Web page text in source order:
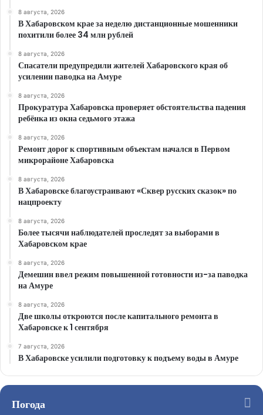
8 августа, 2026
В Хабаровском крае за неделю дистанционные мошенники
похитили более 34 млн рублей
8 августа, 2026
Спасатели предупредили жителей Хабаровского края об
усилении паводка на Амуре
8 августа, 2026
Прокуратура Хабаровска проверяет обстоятельства падения
ребёнка из окна седьмого этажа
8 августа, 2026
Ремонт дорог к спортивным объектам начался в Первом
микрорайоне Хабаровска
8 августа, 2026
В Хабаровске благоустраивают «Сквер русских сказок» по
нацпроекту
8 августа, 2026
Более тысячи наблюдателей проследят за выборами в
Хабаровском крае
8 августа, 2026
Демешин ввел режим повышенной готовности из-за паводка
на Амуре
8 августа, 2026
Две школы откроются после капитального ремонта в
Хабаровске к 1 сентября
7 августа, 2026
В Хабаровске усилили подготовку к подъему воды в Амуре
Погода